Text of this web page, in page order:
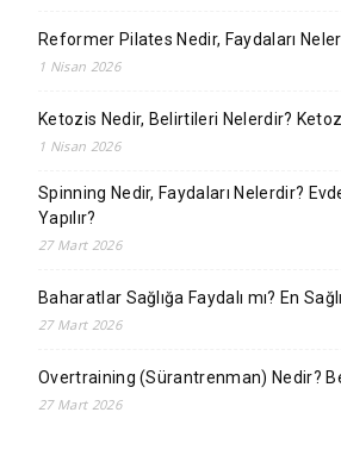
Reformer Pilates Nedir, Faydaları
1 Nisan 2026
Ketozis Nedir, Belirtileri Nelerdir?
1 Nisan 2026
Spinning Nedir, Faydaları Nelerdir?
Yapılır?
27 Mart 2026
Baharatlar Sağlığa Faydalı mı? En
27 Mart 2026
Overtraining (Sürantrenman) Nedir?
27 Mart 2026